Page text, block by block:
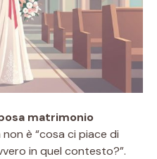
matrimonio
è “cosa ci piace di
in quel contesto?”.